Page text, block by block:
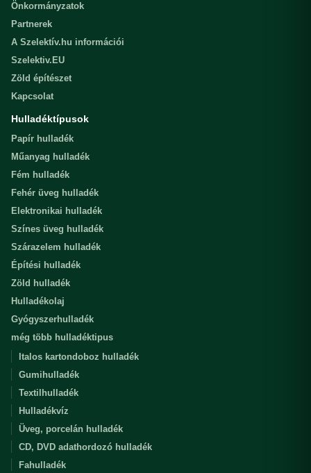
Önkormányzatok
Partnerek
A Szelektív.hu információi
Szelektiv.EU
Zöld építészet
Kapcsolat
Hulladéktípusok
Papír hulladék
Műanyag hulladék
Fém hulladék
Fehér üveg hulladék
Elektronikai hulladék
Színes üveg hulladék
Szárazelem hulladék
Építési hulladék
Zöld hulladék
Hulladékolaj
Gyógyszerhulladék
még több hulladéktipus
Italos kartondoboz hulladék
Gumihulladék
Textilhulladék
Hulladékvíz
Üveg, porcelán hulladék
CD, DVD adathordozó hulladék
Fahulladék